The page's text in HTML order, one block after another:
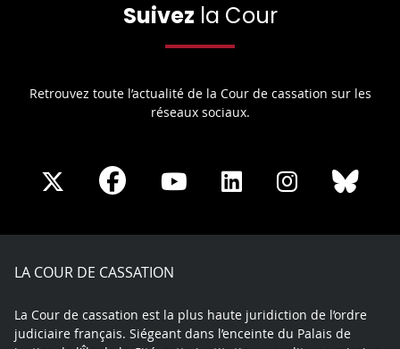
Suivez la Cour
Retrouvez toute l’actualité de la Cour de cassation sur les
réseaux sociaux.
Share
X
Share
Facebook
Share
Youtube
Share
LinkedIn
Share
Instagram
LA COUR DE CASSATION
La Cour de cassation est la plus haute juridiction de l’ordre
judiciaire français. Siégeant dans l’enceinte du Palais de